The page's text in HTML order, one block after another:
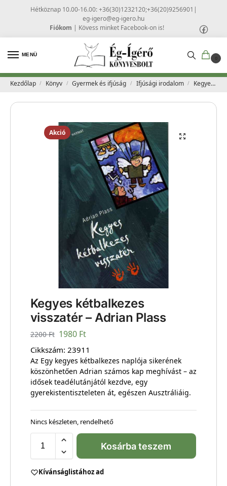
Hétköznap 10.00-16.00: +36(30)1232120;+36(20)9256901 |
eg-igero@eg-igero.hu
Fiókom | Kövess minket Facebook-on is!
MENÜ
0
Kezdőlap / Könyv / Gyermek és ifjúság / Ifjúsági irodalom / Kegyes kétbalkezes visszatér – Adrian Plass
Akció
Kegyes kétbalkezes
visszatér – Adrian Plass
2200Ft 1980 Ft
Cikkszám: 23911
Az Egy kegyes kétbalkezes naplója sikerének
köszönhetően Adrian számos kap meghívást – az
idősek teadélutánjától kezdve, egy
gyerekistentiszteleten át, egészen Ausztráliáig.
Nincs készleten, rendelhető
Kosárba teszem
Kívánságlistához ad